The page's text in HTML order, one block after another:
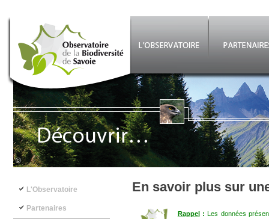
Aller au contenu principal
©
En savoir plus sur
Rappel:Les données
Navigation principale
L'Observatoire
Partenaires